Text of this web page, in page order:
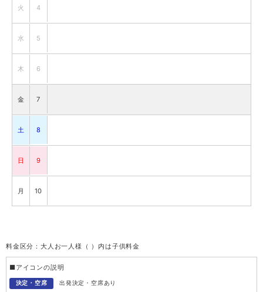
火 4
水 5
木 6
金 7
土 8
日 9
月 10
水 12
木 13
料金区分：大人お一人様（ ）内は子供料金
■アイコンの説明
決定・空席 出発決定・空席あり